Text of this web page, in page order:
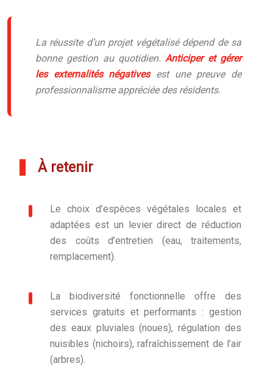
La réussite d’un projet végétalisé dépend de sa
bonne gestion au quotidien.Anticiper et gérer
les externalités négativesest une preuve de
professionnalisme appréciée des résidents.
À retenir
Le choix d’espèces végétales locales et
adaptées est un levier direct de réduction
des coûts d’entretien (eau, traitements,
remplacement).
La biodiversité fonctionnelle offre des
services gratuits et performants : gestion
des eaux pluviales (noues), régulation des
nuisibles (nichoirs), rafraîchissement de l’air
(arbres).